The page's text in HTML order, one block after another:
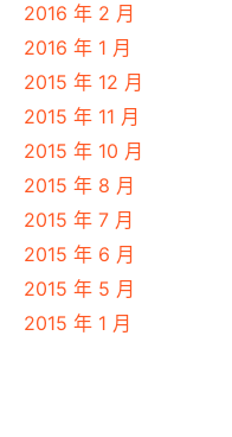
2016 年 2 月
2016 年 1 月
2015 年 12 月
2015 年 11 月
2015 年 10 月
2015 年 8 月
2015 年 7 月
2015 年 6 月
2015 年 5 月
2015 年 1 月